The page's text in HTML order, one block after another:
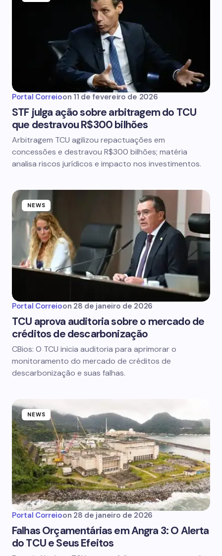
Portal Correioon 11 de fevereiro de 2026
STF julga ação sobre arbitragem do TCU
que destravou R$300 bilhões
Arbitragem TCU agilizou repactuações em
concessões e destravou R$300 bilhões; matéria
analisa riscos jurídicos e impacto nos investimentos.
NEWS
Portal Correioon 28 de janeiro de 2026
TCU aprova auditoria sobre o mercado de
créditos de descarbonização
CBios: O TCU inicia auditoria para aprimorar o
monitoramento do mercado de créditos de
descarbonização e suas falhas.
NEWS
Portal Correioon 28 de janeiro de 2026
Falhas Orçamentárias em Angra 3: O Alerta
do TCU e Seus Efeitos